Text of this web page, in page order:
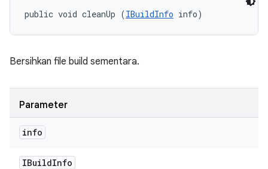
public void cleanUp (IBuildInfo info)
Bersihkan file build sementara.
Parameter
info
IBuildInfo